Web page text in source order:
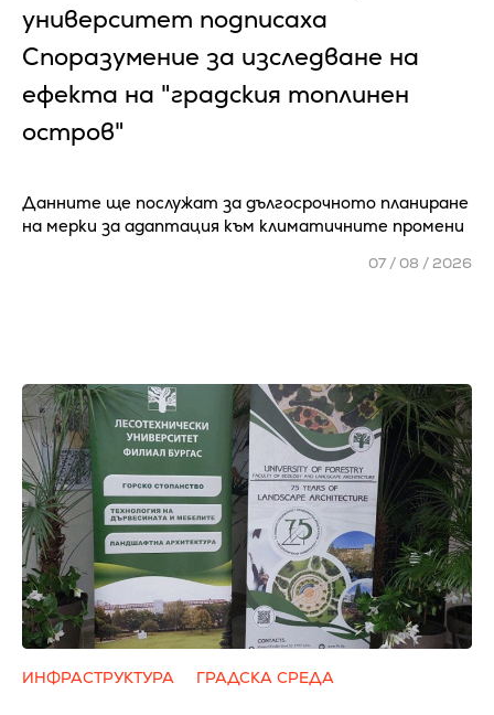
университет подписаха
Споразумение за изследване на
ефекта на "градския топлинен
остров"
Данните ще послужат за дългосрочното планиране
на мерки за адаптация към климатичните промени
07 / 08 / 2026
ИНФРАСТРУКТУРА ГРАДСКА СРЕДА